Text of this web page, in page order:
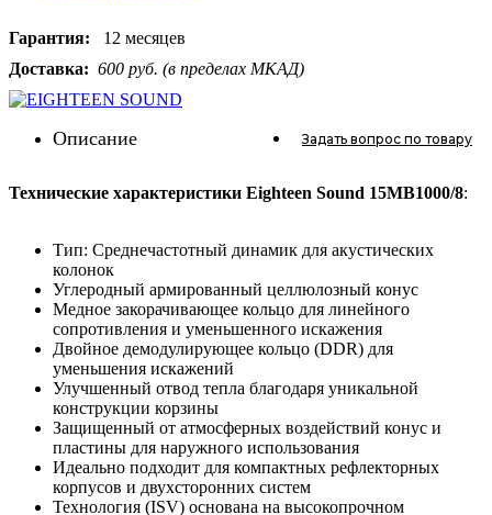
Гарантия: 12 месяцев
Доставка: 600 руб. (в пределах МКАД)
Описание Задать вопрос по товару
Технические характеристики Eighteen Sound 15MB1000/8:
Тип: Среднечастотный динамик для акустических
колонок
Углеродный армированный целлюлозный конус
Медное закорачивающее кольцо для линейного
сопротивления и уменьшенного искажения
Двойное демодулирующее кольцо (DDR) для
уменьшения искажений
Улучшенный отвод тепла благодаря уникальной
конструкции корзины
Защищенный от атмосферных воздействий конус и
пластины для наружного использования
Идеально подходит для компактных рефлекторных
корпусов и двухсторонних систем
Технология (ISV) основана на высокопрочном